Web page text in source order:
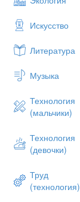
Искусство
Литература
Музыка
Технология
(мальчики)
Технология
(девочки)
Труд
(технология)